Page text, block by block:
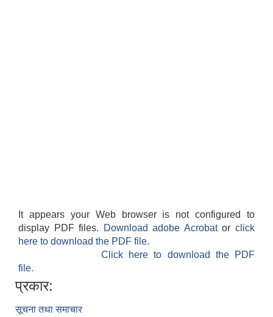
It appears your Web browser is not configured to
display PDF files.
Download adobe Acrobatorclick
here to download the PDF file.
Click here to download the PDF
file.
प्रकार:
सूचना तथा समाचार